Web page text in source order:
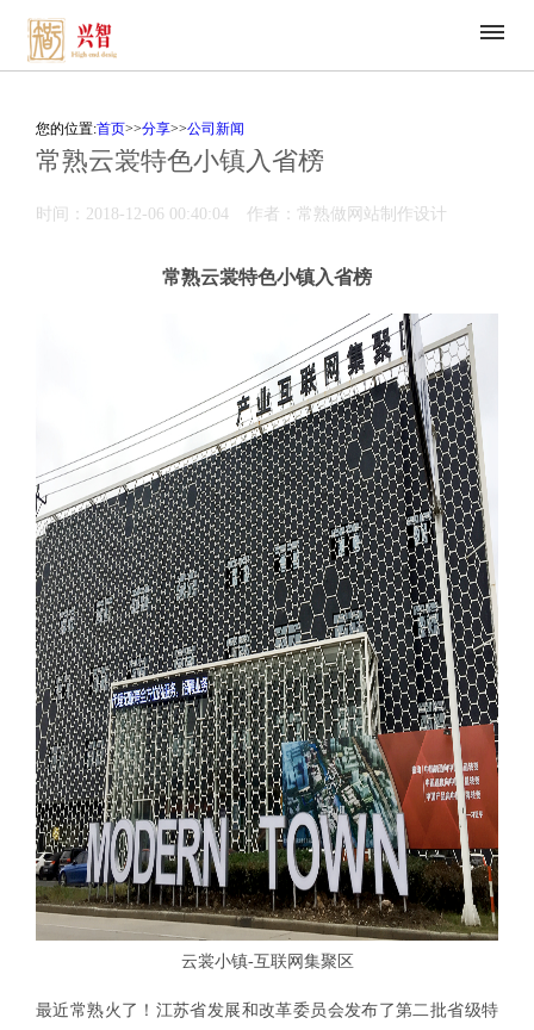
您的位置:首页>>分享>>公司新闻
常熟云裳特色小镇入省榜
时间：2018-12-06 00:40:04 作者：常熟做网站制作设计
常熟云裳特色小镇入省榜
云裳小镇-互联网集聚区
最近常熟火了！江苏省发展和改革委员会发布了第二批省级特